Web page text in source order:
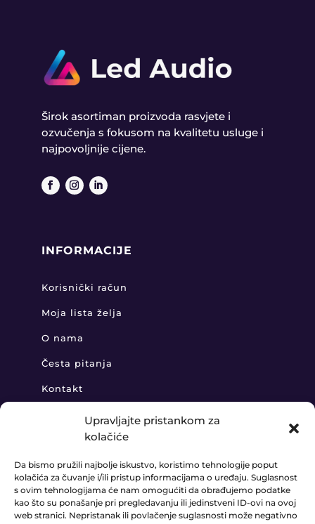
Upravljajte pristankom za
kolačiće
Da bismo pružili najbolje iskustvo, koristimo tehnologije poput
kolačića za čuvanje i/ili pristup informacijama o uređaju. Suglasnost
s ovim tehnologijama će nam omogućiti da obrađujemo podatke
kao što su ponašanje pri pregledavanju ili jedinstveni ID-ovi na ovoj
web stranici. Nepristanak ili povlačenje suglasnosti može negativno
Širok asortiman proizvoda rasvjete i
ozvučenja s fokusom na kvalitetu usluge i
najpovoljnije cijene.
INFORMACIJE
Korisnički račun
Moja lista želja
O nama
Česta pitanja
Kontakt
 +385 91 888 6406
 prodaja@ledaudio.hr